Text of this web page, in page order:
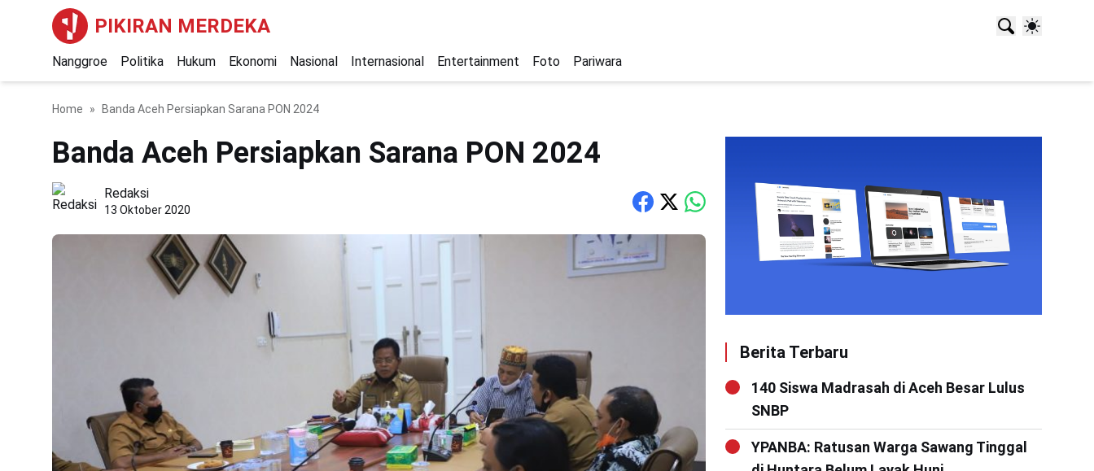
PIKIRAN MERDEKA
Nanggroe Politika Hukum Ekonomi Nasional Internasional Entertainment Foto Pariwara
Home Banda Aceh Persiapkan Sarana PON 2024
Banda Aceh Persiapkan Sarana PON 2024
Redaksi
13 Oktober 2020
Berita Terbaru
140 Siswa Madrasah di Aceh Besar Lulus
SNBP
YPANBA: Ratusan Warga Sawang Tinggal